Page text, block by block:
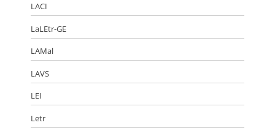
LACI
LaLEtr-GE
LAMal
LAVS
LEI
Letr